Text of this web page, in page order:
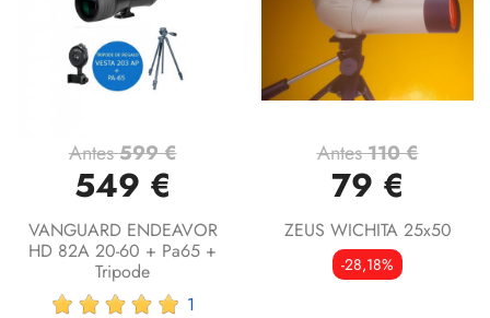
Antes599 €
549 €
VANGUARD ENDEAVOR
HD 82A 20-60 + Pa65 +
Tripode
1
Antes110 €
79 €
ZEUS WICHITA 25x50
-28,18%